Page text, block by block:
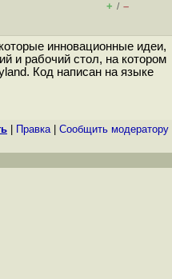
+ / –
инновационные идеи,
и рабочий стол, на котором
Код написан на языке
Правка| Cообщить модератору